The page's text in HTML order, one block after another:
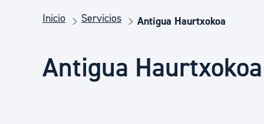
Seguridad ciudadana y emergencias
Salud Pública, animales y consumo
Inicio Servicios Antigua Haurtxokoa
Antigua Haurtxokoa